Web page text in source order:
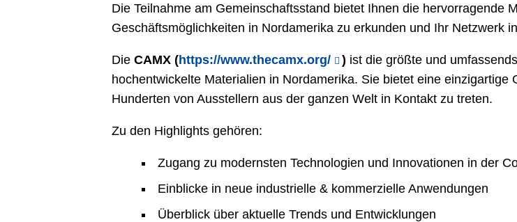
Die Teilnahme am Gemeinschaftsstand bietet Ihnen die hervorragende
Geschäftsmöglichkeiten in Nordamerika zu erkunden und Ihr Netzwerk
Die CAMX (https://www.thecamx.org/ ) ist die größte und
hochentwickelte Materialien in Nordamerika. Sie bietet eine einzigartige
Hunderten von Ausstellern aus der ganzen Welt in Kontakt zu treten.
Zu den Highlights gehören:
Zugang zu modernsten Technologien und Innovationen in der
Einblicke in neue industrielle & kommerzielle Anwendungen
Überblick über aktuelle Trends und Entwicklungen